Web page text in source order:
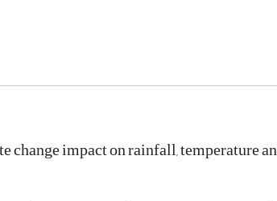
change impact on rainfall, temperature